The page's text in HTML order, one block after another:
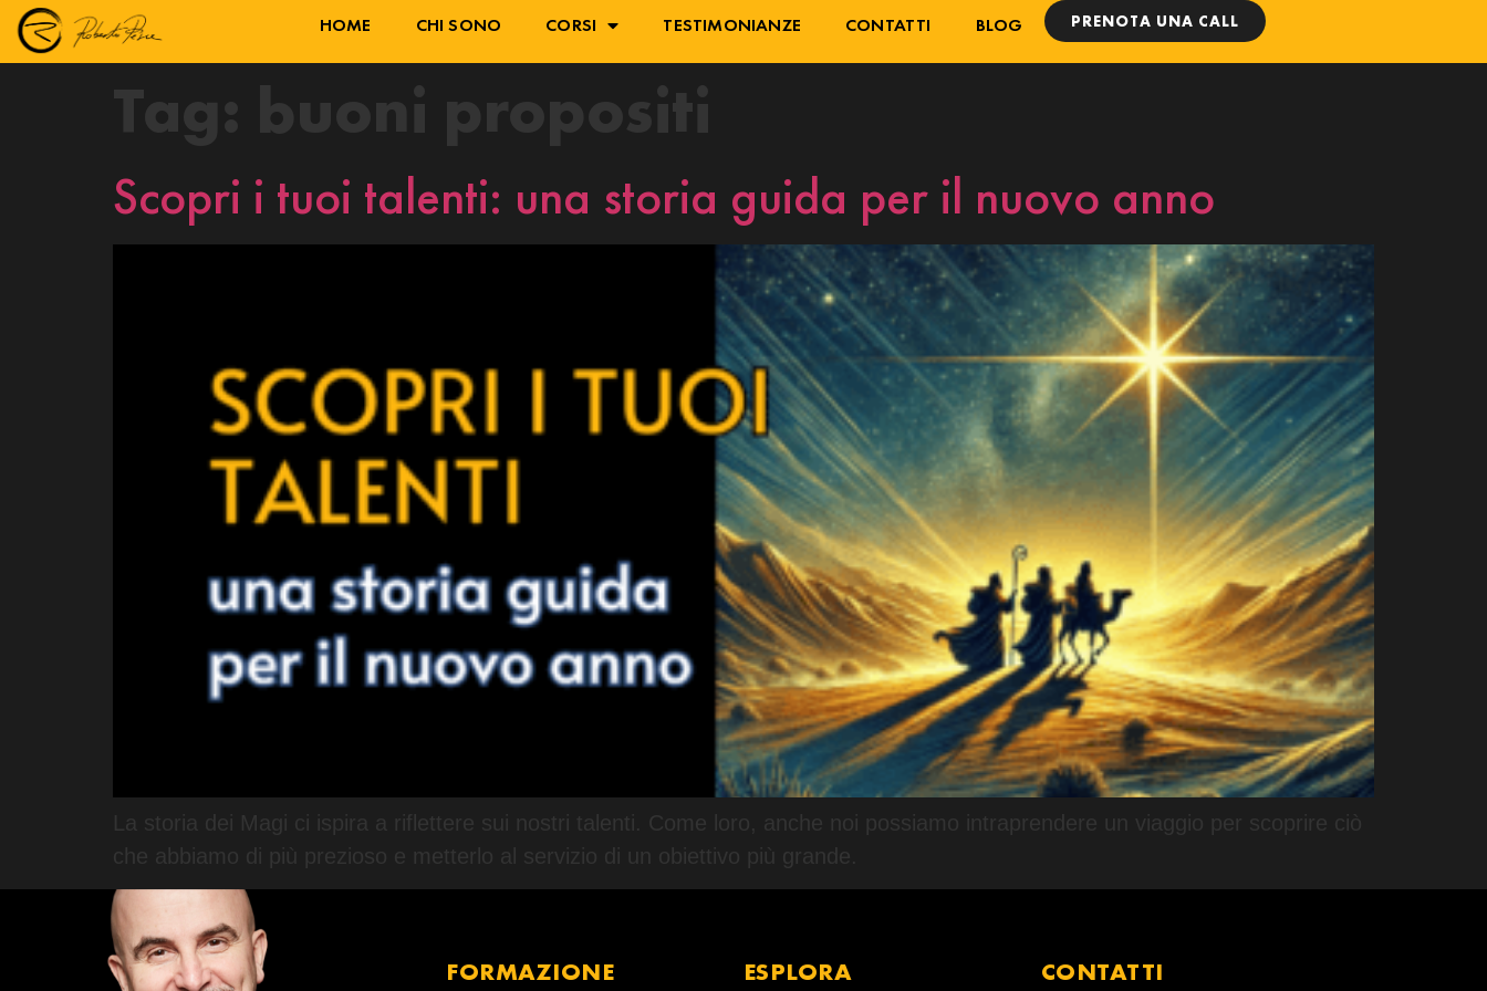
HOME CHI SONO CORSI TESTIMONIANZE CONTATTI BLOG PRENOTA UNA CALL
Tag: buoni propositi
Scopri i tuoi talenti: una storia guida per il nuovo anno
La storia dei Magi ci ispira a riflettere sui nostri talenti. Come loro, anche noi possiamo intraprendere un viaggio per scoprire ciò
che abbiamo di più prezioso e metterlo al servizio di un obiettivo più grande.
FORMAZIONE ESPLORA CONTATTI